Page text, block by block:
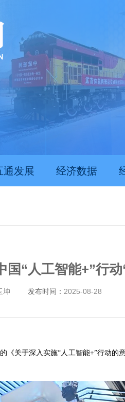
推动经济持续向新向优向好发展 甘肃
通发展 经济数据
国“人工智能+”行
坤 发布时间： 2025-08-28
《关于深入实施“人工智能+”行动